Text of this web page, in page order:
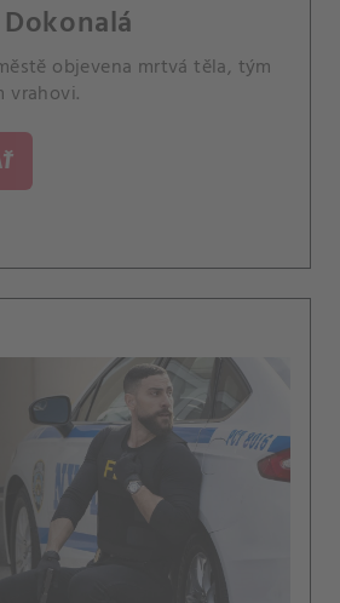
objevena mrtvá těla, tým
vrahovi.